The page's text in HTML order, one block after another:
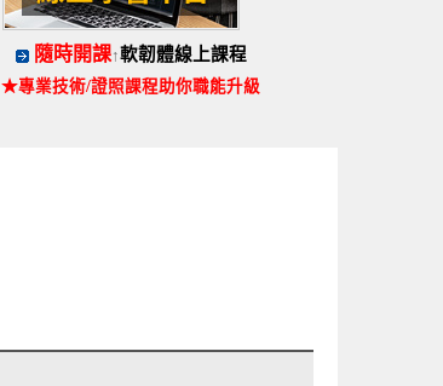
隨時開課↑軟韌體線上課程
★專業技術/證照課程助你職能升級